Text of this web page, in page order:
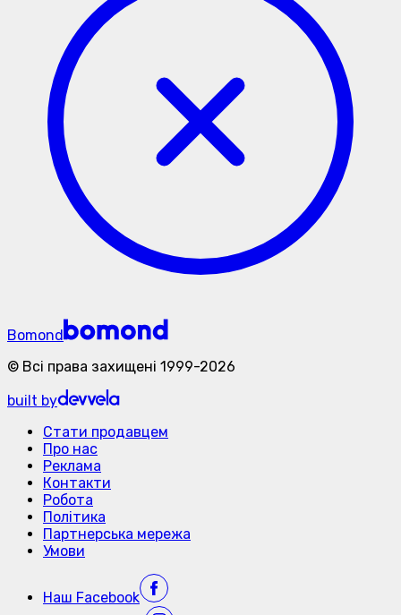
Bomond
© Всі права захищені 1999-2026
built by
Стати продавцем
Про нас
Реклама
Контакти
Робота
Політика
Партнерська мережа
Умови
Наш Facebook